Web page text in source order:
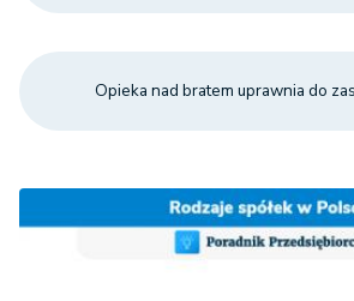
Opieka nad bratem uprawnia do